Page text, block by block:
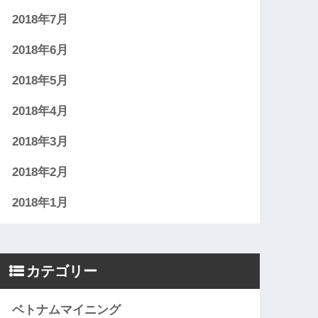
2018年7月
2018年6月
2018年5月
2018年4月
2018年3月
2018年2月
2018年1月
カテゴリー
ベトナムマイニング